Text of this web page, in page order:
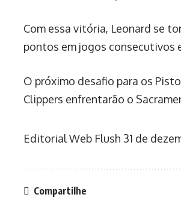
Com essa vitória, Leonard se
pontos em jogos consecutivos
O próximo desafio para os
Clippers enfrentarão o
Editorial Web Flush 31 de
Compartilhe